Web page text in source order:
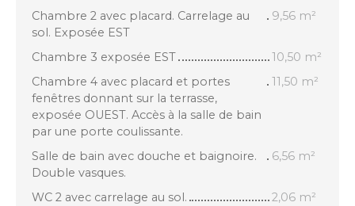
Chambre 2 avec placard. Carrelage au
sol. Exposée EST
9,56 m²
Chambre 3 exposée EST
10,50 m²
Chambre 4 avec placard et portes
fenêtres donnant sur la terrasse,
exposée OUEST. Accès à la salle de bain
par une porte coulissante.
11,50 m²
Salle de bain avec douche et baignoire.
Double vasques.
6,56 m²
WC 2 avec carrelage au sol.
2,06 m²